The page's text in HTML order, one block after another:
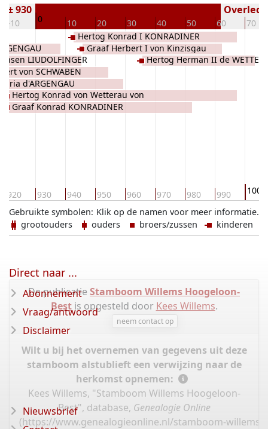
-10 0 10 20 30 40 50 60 70
± 930
920 930 940 950 960 970 980 990 1000
LIUDOLFINGER
von SCHWABEN
d'ARGENGAU
Hertog Konrad von Wetterau von
Schwaben de WETTEREAU
Graaf Konrad KONRADINER
Hertog Konrad I KONRADINER
Graaf Herbert I von Kinzisgau
KONRADINER
Hertog Herman II de
Klik op de namen voor meer informatie.
Gebruikte symbolen:
grootouders
ouders broers/zussen kinderen
De publicatie Stamboom Willems Hoogeloon-
Bestis opgesteld door Kees Willems.
neem contact op
Wilt u bij het overnemen van gegevens uit deze
stamboom alstublieft een verwijzing naar de
herkomst opnemen:
Kees Willems, "Stamboom Willems Hoogeloon-
Best", database, Genealogie Online
(https://www.genealogieonline.nl/stamboom-willems-
Direct naar ...
Abonnement
Vraag/antwoord
Disclaimer
Nieuwsbrief